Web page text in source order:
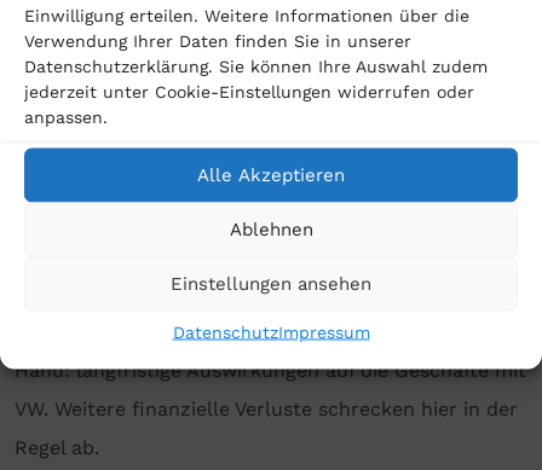
Einwilligung erteilen. Weitere Informationen über die
Verwendung Ihrer Daten finden Sie in unserer
Datenschutzerklärung. Sie können Ihre Auswahl zudem
jederzeit unter Cookie-Einstellungen widerrufen oder
anpassen.
Alle Akzeptieren
Ablehnen
Einstellungen ansehen
DatenschutzImpressum
April die Möglichkeit den Vergleich anzunehmen oder
selbst Einzelklage zu erheben.
Sollten VW-Händler ebenfalls gegen die
Die Möglichkeit gegen den Volkswagenkonzern
besteht auch für VW-Händler. Die möglichen
negativen Folgen für die VW-Händler liegen auf der
Hand: langfristige Auswirkungen auf die Geschäfte mit
VW. Weitere finanzielle Verluste schrecken hier in der
Regel ab.